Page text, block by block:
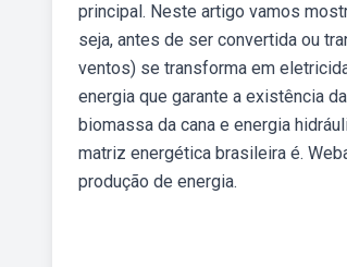
principal. Neste artigo vamos
seja, antes de ser convertida ou
ventos) se transforma em
energia que garante a existência
biomassa da cana e energia
matriz energética brasileira é.
produção de energia.